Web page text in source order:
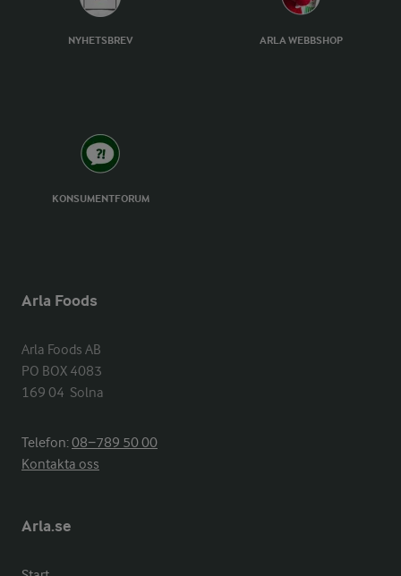
NYHETSBREV ARLA WEBBSHOP
KONSUMENTFORUM
Arla Foods
Arla Foods AB
PO BOX 4083
169 04  Solna
Telefon:08−789 50 00
Kontakta oss
Arla.se